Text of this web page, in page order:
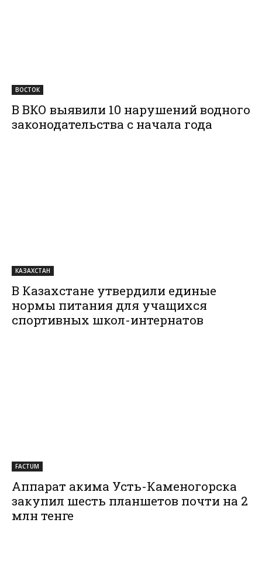
ВОСТОК
В ВКО выявили 10 нарушений водного
законодательства с начала года
КАЗАХСТАН
В Казахстане утвердили единые
нормы питания для учащихся
спортивных школ-интернатов
FACTUM
Аппарат акима Усть-Каменогорска
закупил шесть планшетов почти на 2
млн тенге